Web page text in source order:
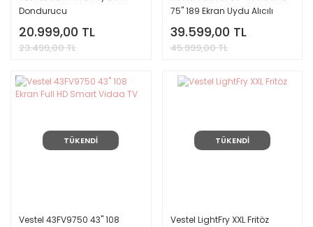
Dondurucu
20.999,00 TL
23.499,00 TL
75'' 189 Ekran Uydu Alıcılı
Smart LED TV
39.599,00 TL
45.999,00 TL
TÜKENDİ
Vestel 43FV9750 43'' 108
TÜKENDİ
Vestel LightFry XXL Fritöz